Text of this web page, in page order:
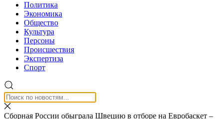
Политика
Экономика
Общество
Культура
Персоны
Происшествия
Экспертиза
Спорт
Сборная России обыграла Швецию в отборе на Евробаскет –